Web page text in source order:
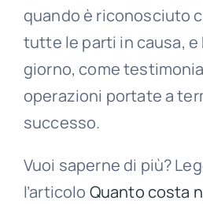
quando è riconosciuto
tutte le parti in causa, e
giorno, come
operazioni portate a
successo.
Vuoi saperne di più?
l’articolo Quanto costa